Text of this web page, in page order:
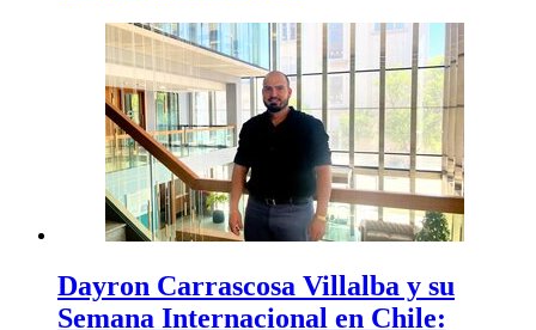
Dayron Carrascosa Villalba y su
Semana Internacional en Chile: